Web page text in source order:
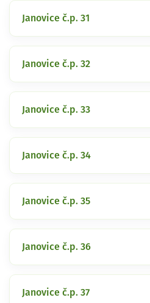
Janovice č.p. 31
Janovice č.p. 32
Janovice č.p. 33
Janovice č.p. 34
Janovice č.p. 35
Janovice č.p. 36
Janovice č.p. 37